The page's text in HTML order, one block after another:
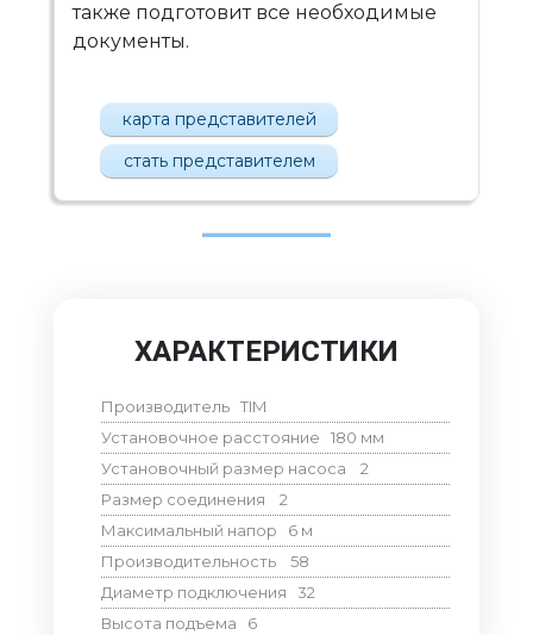
также подготовит все необходимые
документы.
карта представителей
стать представителем
ХАРАКТЕРИСТИКИ
Производитель TIM
Установочное расстояние
180 мм
Установочный размер насоса
2
Размер соединения
2
Максимальный напор
6 м
Производительность
58
Диаметр подключения
32
Высота подъема
6